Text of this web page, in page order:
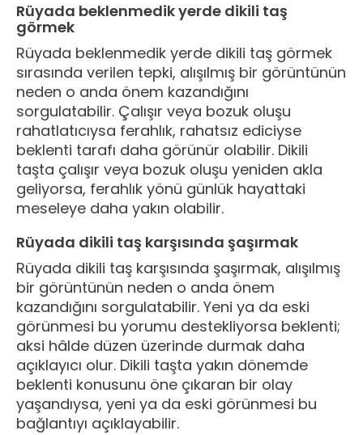
Rüyada beklenmedik yerde dikili taş
görmek
Rüyada beklenmedik yerde dikili taş görmek
sırasında verilen tepki, alışılmış bir görüntünün
neden o anda önem kazandığını
sorgulatabilir. Çalışır veya bozuk oluşu
rahatlatıcıysa ferahlık, rahatsız ediciyse
beklenti tarafı daha görünür olabilir. Dikili
taşta çalışır veya bozuk oluşu yeniden akla
geliyorsa, ferahlık yönü günlük hayattaki
meseleye daha yakın olabilir.
Rüyada dikili taş karşısında şaşırmak
Rüyada dikili taş karşısında şaşırmak, alışılmış
bir görüntünün neden o anda önem
kazandığını sorgulatabilir. Yeni ya da eski
görünmesi bu yorumu destekliyorsa beklenti;
aksi hâlde düzen üzerinde durmak daha
açıklayıcı olur. Dikili taşta yakın dönemde
beklenti konusunu öne çıkaran bir olay
yaşandıysa, yeni ya da eski görünmesi bu
bağlantıyı açıklayabilir.